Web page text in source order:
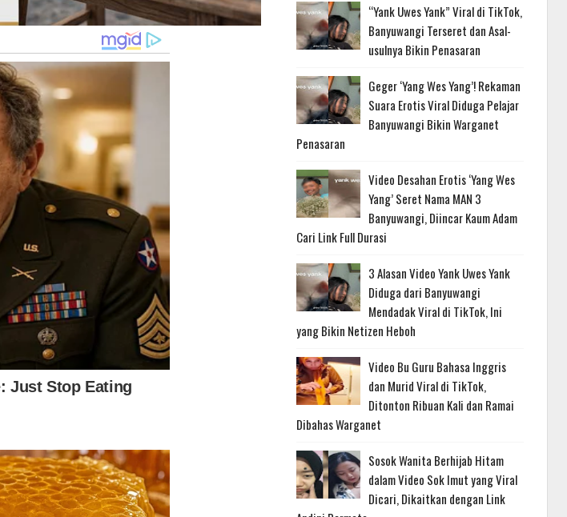
“Yank Uwes Yank” Viral di TikTok,
Banyuwangi Terseret dan Asal-
usulnya Bikin Penasaran
Geger ‘Yang Wes Yang’! Rekaman
Suara Erotis Viral Diduga Pelajar
Banyuwangi Bikin Warganet
Penasaran
Video Desahan Erotis ‘Yang Wes
Yang’ Seret Nama MAN 3
Banyuwangi, Diincar Kaum Adam
Cari Link Full Durasi
3 Alasan Video Yank Uwes Yank
Diduga dari Banyuwangi
Mendadak Viral di TikTok, Ini
yang Bikin Netizen Heboh
Video Bu Guru Bahasa Inggris
dan Murid Viral di TikTok,
Ditonton Ribuan Kali dan Ramai
Dibahas Warganet
Sosok Wanita Berhijab Hitam
dalam Video Sok Imut yang Viral
Dicari, Dikaitkan dengan Link